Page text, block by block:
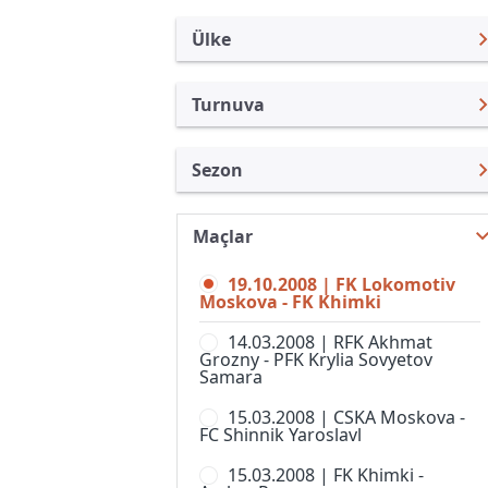
Ülke
Rusya
Türkiye
Uluslararası
Uluslararası Kulüpler
Turkiye
İngiltere
İspanya
Almanya Amatör
Turnuva
Rusya Kupası
Süper Kupa
2. Liga, Division A
2. Liga, Division B, Grup 1
2. Liga, Division B, Grup 2
2. Liga, Division B, Grup 3
2. Liga, Division B, Grup 4
Sezon
Premier Lig 26/27
Premier Lig 25/26
Premier Lig 24/25
Premier Lig 23/24
Premier Lig 22/23
Premier Lig 21/22
Maçlar
19.10.2008 | FK Lokomotiv
Moskova - FK Khimki
14.03.2008 | RFK Akhmat
Grozny - PFK Krylia Sovyetov
Samara
15.03.2008 | CSKA Moskova -
FC Shinnik Yaroslavl
15.03.2008 | FK Khimki -